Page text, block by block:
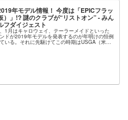
年モデル情報！ 今度は「EPICフラッ
）」!? 謎のクラブが“リストオン” - みん
フダイジェスト
1月はキャロウェイ、テーラーメイドといった
ドが2019年モデルを発表するのが年明けの恒例
いる。それに先駆けてこの時期はUSGA（米国
）の「適合リスト」に掲載されるのだが……今